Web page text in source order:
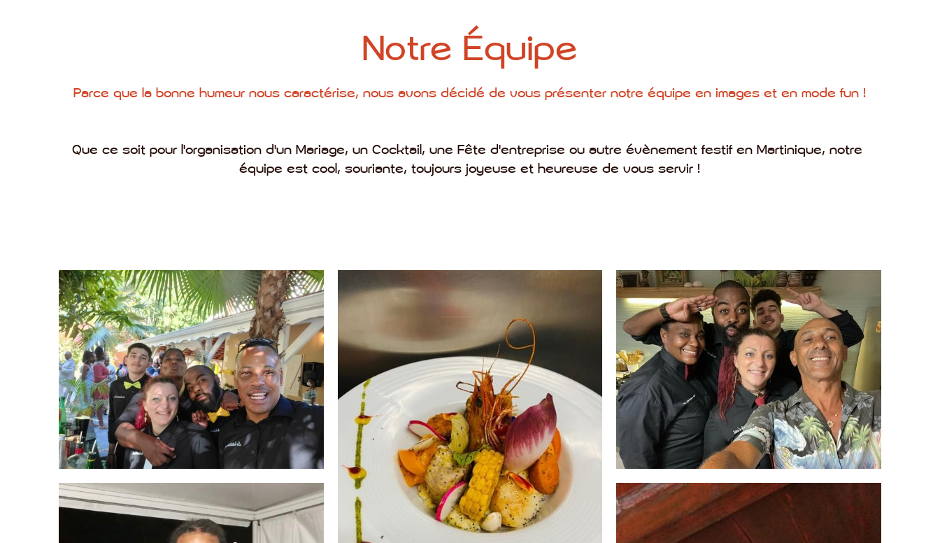
Notre Équipe
Parce que la bonne humeur nous caractérise, nous avons décidé de vous présenter notre équipe en images et en mode fun !
Que ce soit pour l'organisation d'un Mariage, un Cocktail, une Fête d'entreprise ou autre évènement festif en Martinique, notre
équipe est cool, souriante, toujours joyeuse et heureuse de vous servir !